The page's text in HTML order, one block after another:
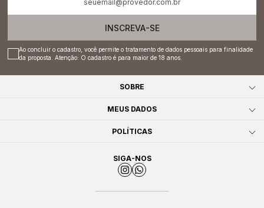
INSCREVA-SE
Ao concluir o cadastro, você permite o tratamento de dados pessoais para finalidade
da proposta. Atenção: O cadastro é para maior de 18 anos.
SOBRE
MEUS DADOS
POLÍTICAS
SIGA-NOS